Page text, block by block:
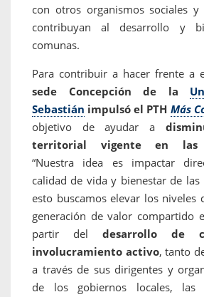
con otros organismos sociales y
contribuyan al desarrollo y
comunas.
Para contribuir a hacer frente a
sede Concepción de la
Sebastián impulsó el PTH Más
objetivo de ayudar a
territorial vigente en las
“Nuestra idea es impactar
calidad de vida y bienestar de las
esto buscamos elevar los niveles
generación de valor compartido
partir del desarrollo de
involucramiento activo, tanto
a través de sus dirigentes y
de los gobiernos locales,